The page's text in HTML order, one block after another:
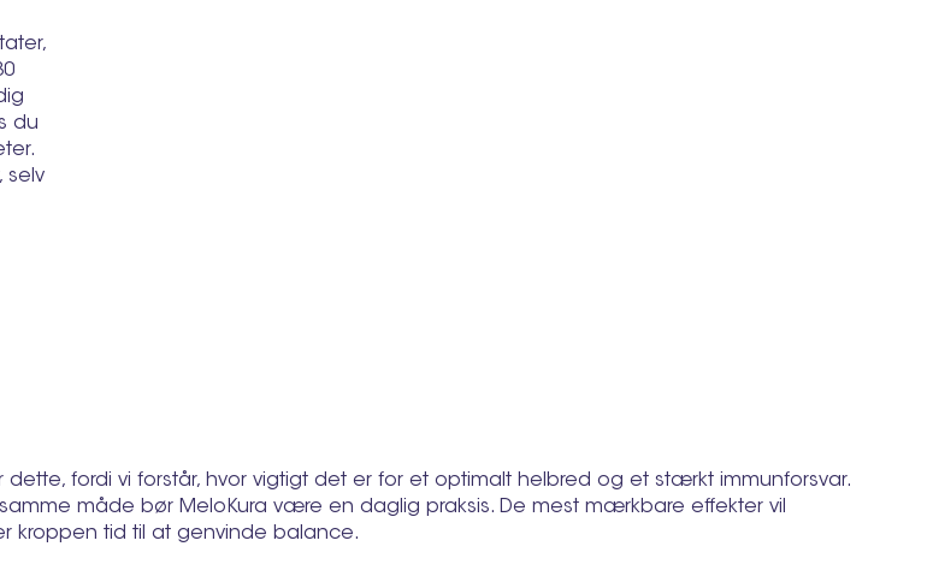
du
selv
fordi vi forstår, hvor vigtigt det er for et optimalt helbred og et stærkt immunforsvar.
måde bør MeloKura være en daglig praksis. De mest mærkbare effekter vil
kroppen tid til at genvinde balance.